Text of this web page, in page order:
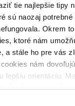
tie najlepšie tipy
sú naozaj
Okrem
ktoré nám
a stále ho pre vás
nám
lepšiu orientáciu.
zobrazenie